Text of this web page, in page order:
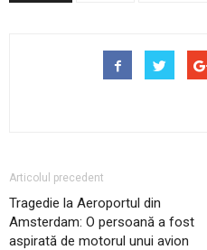
Articolul precedent
Tragedie la Aeroportul din
Amsterdam: O persoană a fost
aspirată de motorul unui avion